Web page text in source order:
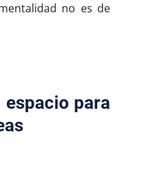
no es de
para